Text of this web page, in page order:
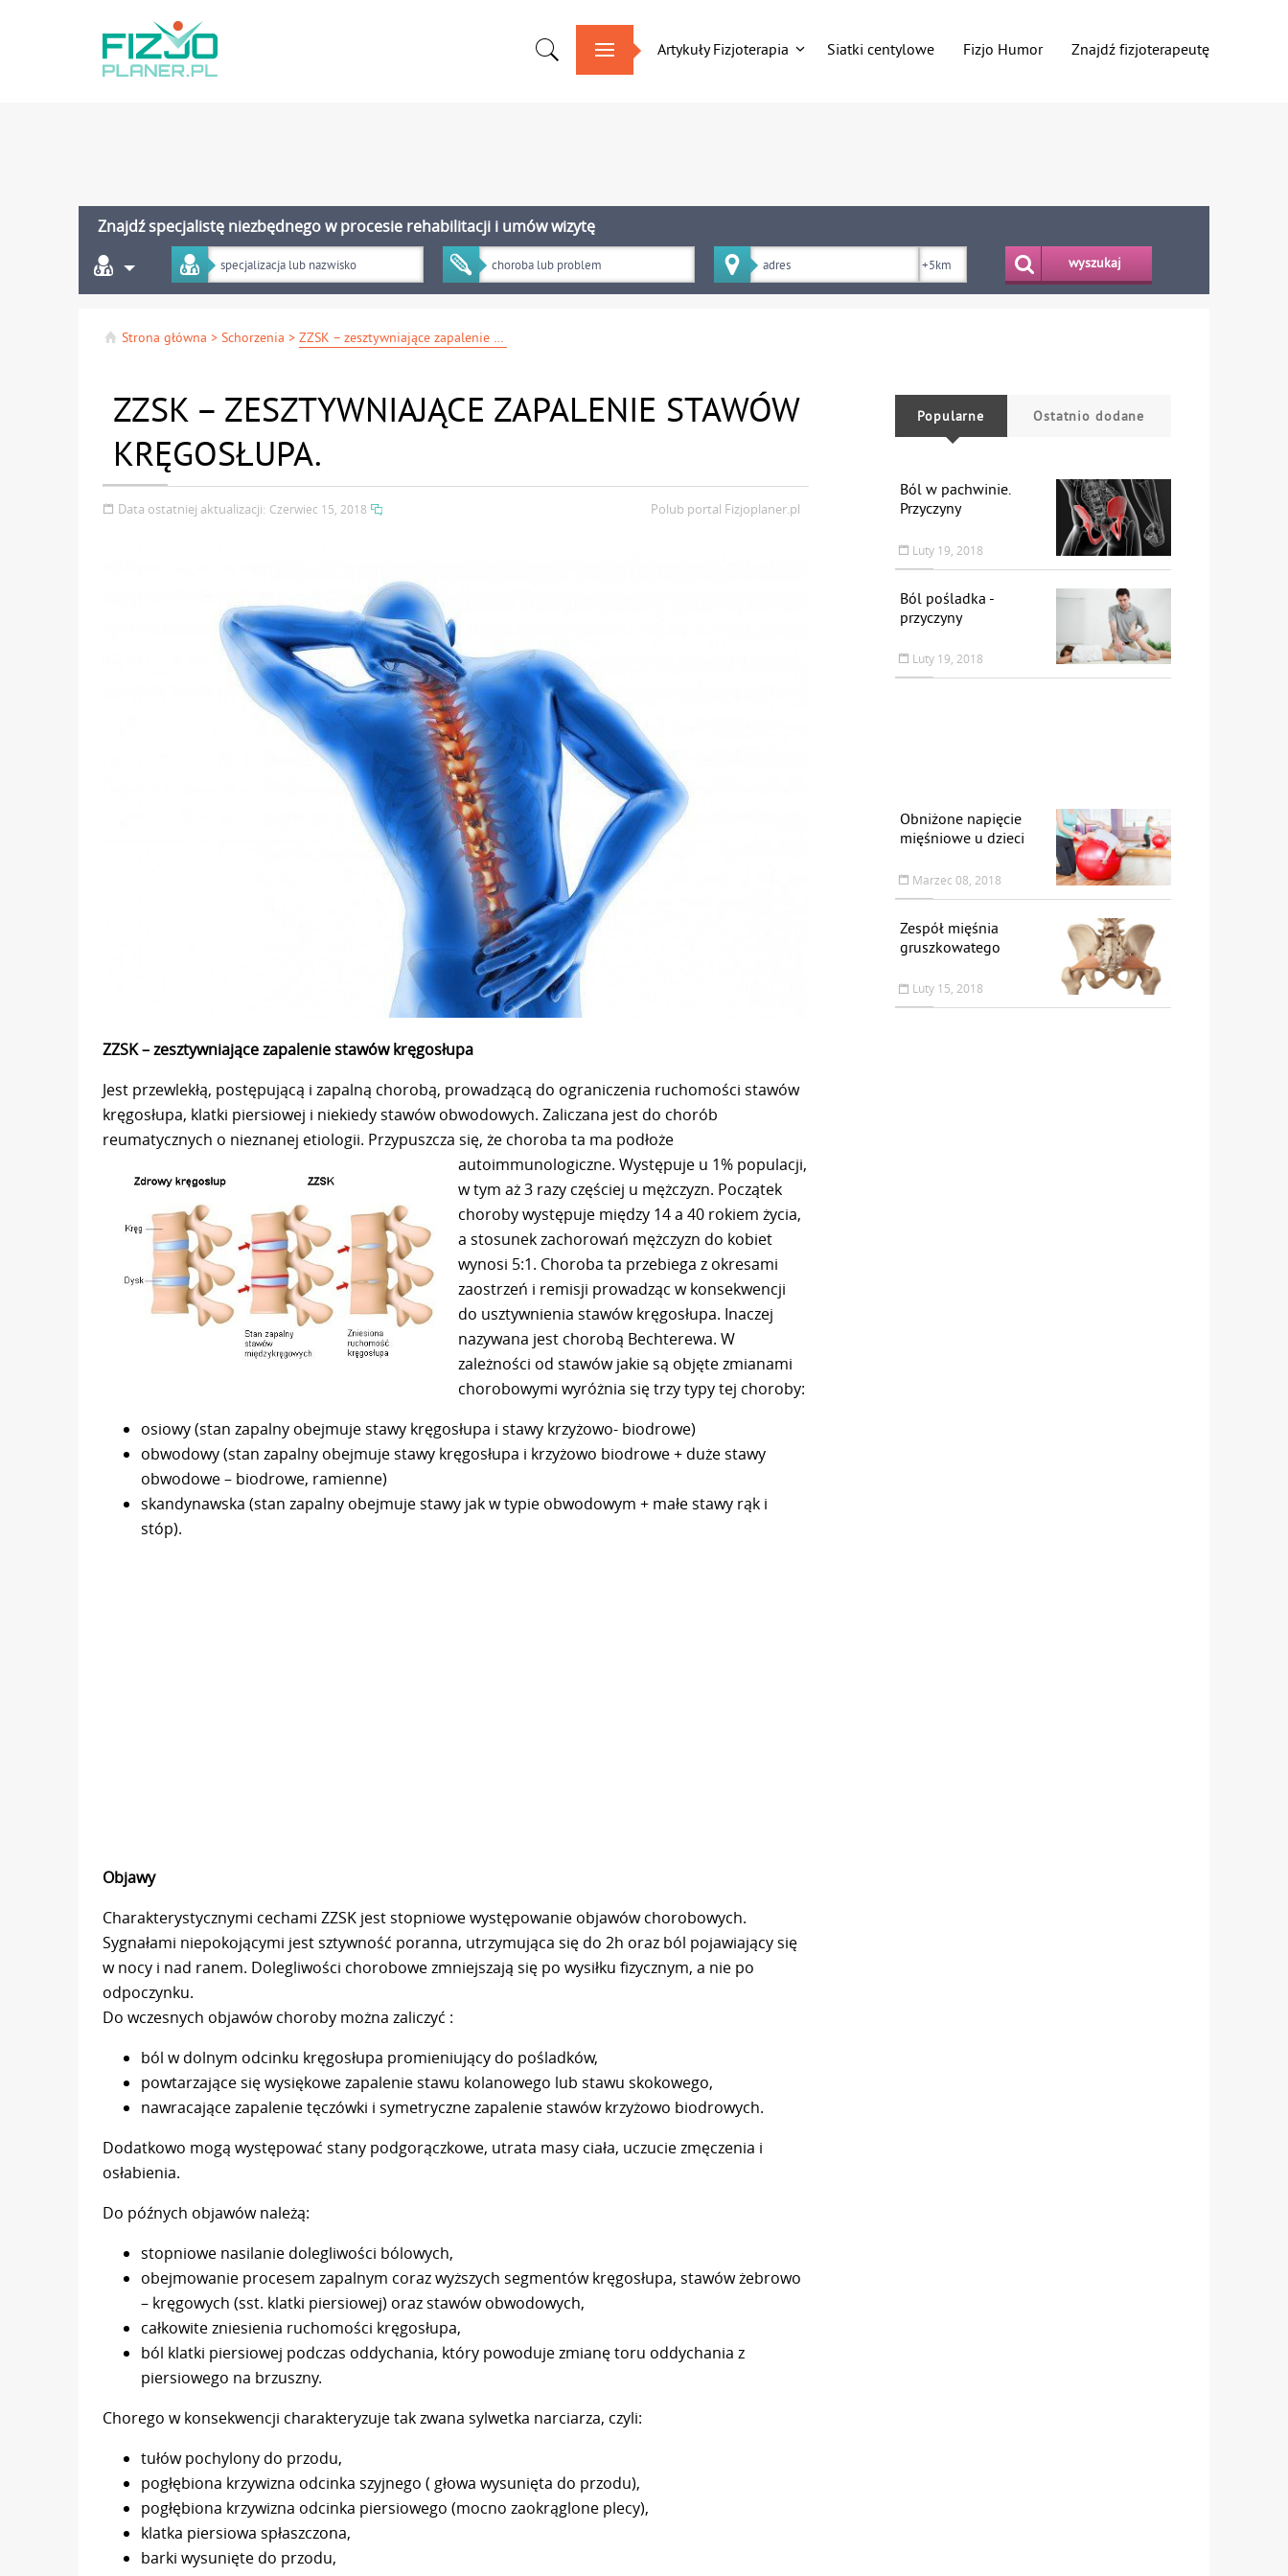
Artykuły Fizjoterapia Siatki centylowe Fizjo Humor Znajdź fizjoterapeutę
Znajdź specjalistę niezbędnego w procesie rehabilitacji i umów wizytę
wyszukaj
Strona główna >Schorzenia > ZZSK – zesztywniające zapalenie stawów kręgosłupa.
ZZSK – ZESZTYWNIAJĄCE ZAPALENIE STAWÓW
KRĘGOSŁUPA.
Data ostatniej aktualizacji: Czerwiec 15, 2018 Polub portal Fizjoplaner.pl
ZZSK – zesztywniające zapalenie stawów kręgosłupa
Jest przewlekłą, postępującą i zapalną chorobą, prowadzącą do ograniczenia ruchomości stawów
kręgosłupa, klatki piersiowej i niekiedy stawów obwodowych. Zaliczana jest do chorób
reumatycznych o nieznanej etiologii. Przypuszcza się, że choroba ta ma podłoże
autoimmunologiczne.Występuje u 1% populacji,
w tym aż 3 razy częściej u mężczyzn. Początek
choroby występuje między 14 a 40 rokiem życia,
a stosunek zachorowań mężczyzn do kobiet
wynosi 5:1. Choroba ta przebiega z okresami
zaostrzeń i remisji prowadząc w konsekwencji
do usztywnienia stawów kręgosłupa. Inaczej
nazywana jest chorobą Bechterewa. W
zależności od stawów jakie są objęte zmianami
chorobowymi wyróżnia się trzy typy tej choroby:
osiowy (stan zapalny obejmuje stawy kręgosłupa i stawy krzyżowo- biodrowe)
obwodowy (stan zapalny obejmuje stawy kręgosłupa i krzyżowo biodrowe + duże stawy
obwodowe – biodrowe, ramienne)
skandynawska (stan zapalny obejmuje stawy jak w typie obwodowym + małe stawy rąk i
stóp).
Objawy
Charakterystycznymi cechami ZZSK jest stopniowe występowanie objawów chorobowych.
Sygnałami niepokojącymi jest sztywność poranna, utrzymująca się do 2h oraz ból pojawiający się
w nocy i nad ranem. Dolegliwości chorobowe zmniejszają się po wysiłku fizycznym, a nie po
odpoczynku.
Do wczesnych objawów choroby można zaliczyć :
ból w dolnym odcinku kręgosłupa promieniujący do pośladków,
powtarzające się wysiękowe zapalenie stawu kolanowego lub stawu skokowego,
nawracające zapalenie tęczówki i symetryczne zapalenie stawów krzyżowo biodrowych.
Dodatkowo mogą występować stany podgorączkowe, utrata masy ciała, uczucie zmęczenia i
osłabienia.
Do późnych objawów należą:
stopniowe nasilanie dolegliwości bólowych,
obejmowanie procesem zapalnym coraz wyższych segmentów kręgosłupa, stawów żebrowo
– kręgowych (sst. klatki piersiowej) oraz stawów obwodowych,
całkowite zniesienia ruchomości kręgosłupa,
ból klatki piersiowej podczas oddychania, który powoduje zmianę toru oddychania z
piersiowego na brzuszny.
Chorego w konsekwencji charakteryzuje tak zwana sylwetka narciarza, czyli:
tułów pochylony do przodu,
pogłębiona krzywizna odcinka szyjnego ( głowa wysunięta do przodu),
pogłębiona krzywizna odcinka piersiowego (mocno zaokrąglone plecy),
klatka piersiowa spłaszczona,
barki wysunięte do przodu,
Popularne Ostatnio dodane
Ból w pachwinie.
Przyczyny
Luty 19, 2018
Ból pośladka -
przyczyny
Luty 19, 2018
Obniżone napięcie
mięśniowe u dzieci
Marzec 08, 2018
Zespół mięśnia
gruszkowatego
Luty 15, 2018